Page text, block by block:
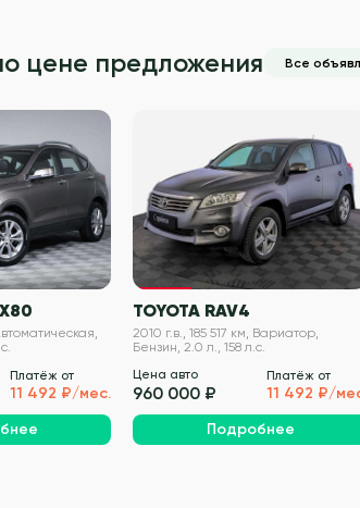
цене предложения Все
VIN проверен
Платёж от
11 492 ₽/мес.
VIN проверен
TOYOTA RAV4
2010 г.в., 185 517 км, Вариатор,
Бензин, 2.0 л., 158 л.с.
Цена авто
960 000 ₽
Платёж от
11 492 ₽/
Подробнее